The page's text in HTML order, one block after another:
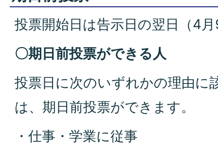
投票開始日は告示日の翌日（4
〇期日前投票ができる人
投票日に次のいずれかの理由に
は、期日前投票ができます。
・仕事・学業に従事